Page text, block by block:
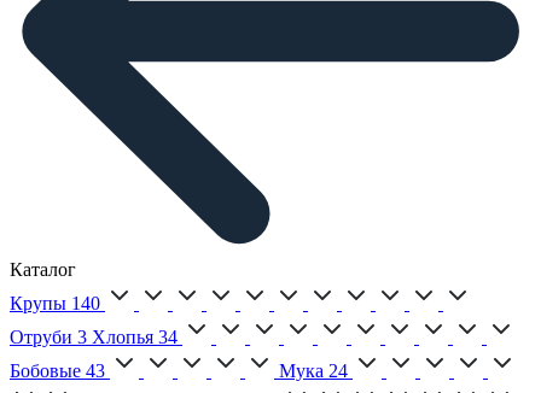
Каталог
Крупы 140
Отруби 3 Хлопья 34
Бобовые 43 Мука 24